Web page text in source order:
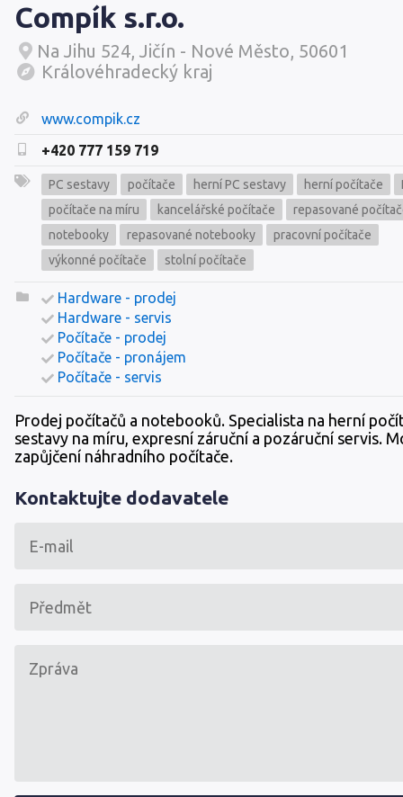
Compík s.r.o.
Na Jihu 524, Jičín - Nové Město, 50601
Královéhradecký kraj
www.compik.cz
+420 777 159 719
PC sestavy počítače herní PC sestavy herní počítače
počítače na míru
kancelářské počítače
repasované
notebooky
repasované notebooky
pracovní počítače
výkonné počítače
stolní počítače
Hardware - prodej
Hardware - servis
Počítače - prodej
Počítače - pronájem
Počítače - servis
Prodej počítačů a notebooků. Specialista na herní
sestavy na míru, expresní záruční a pozáruční servis.
zapůjčení náhradního počítače.
Kontaktujte dodavatele